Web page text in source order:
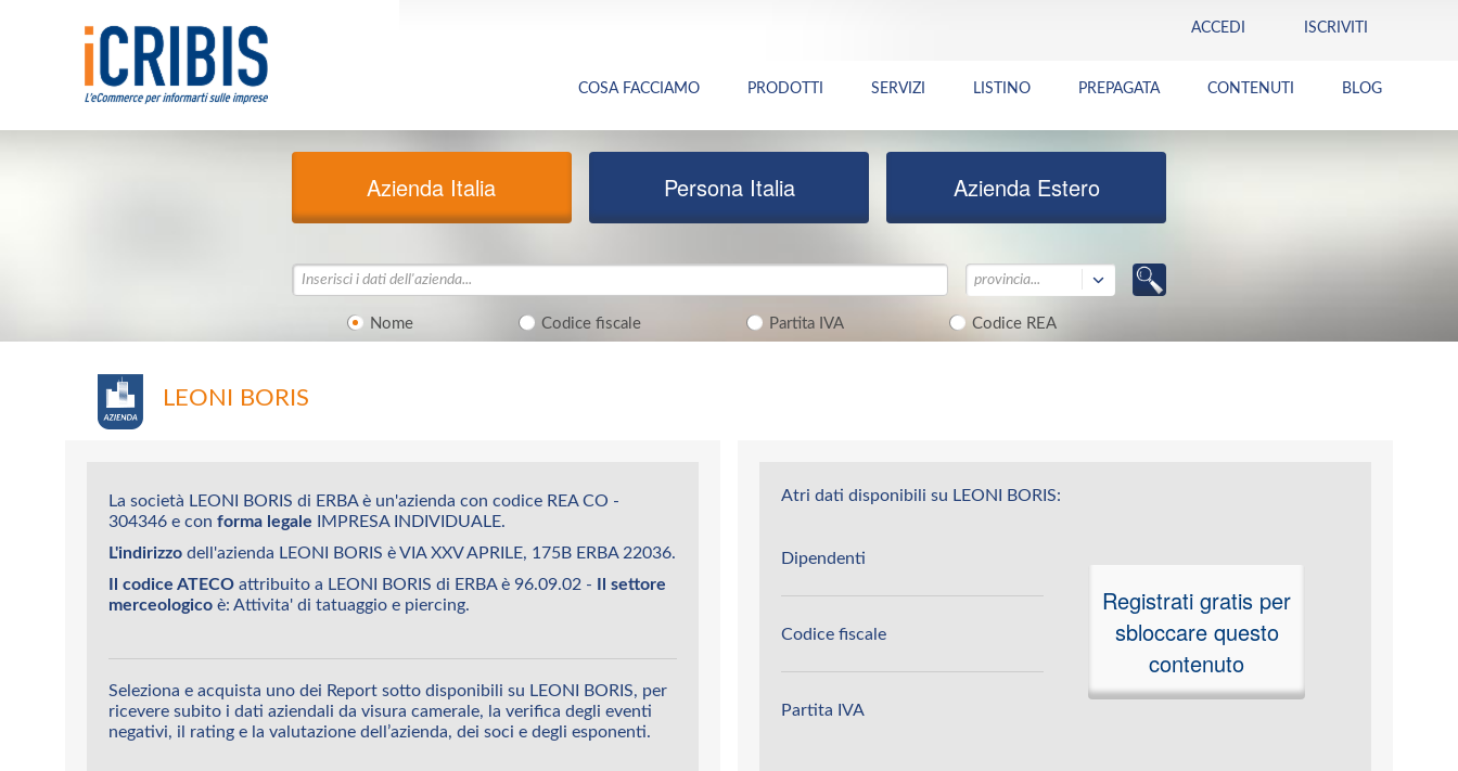
ACCEDI ISCRIVITI
COSA FACCIAMO PRODOTTI SERVIZI LISTINO PREPAGATA CONTENUTI BLOG
Azienda Italia Persona Italia Azienda Estero
Nome Codice fiscale Partita IVA Codice REA
provincia...
LEONI BORIS
La società LEONI BORIS di ERBA è un'azienda con codice REA CO -
304346 e con forma legale IMPRESA INDIVIDUALE.
L'indirizzo dell'azienda LEONI BORIS è VIA XXV APRILE, 175B ERBA 22036.
Il codice ATECO attribuito a LEONI BORIS di ERBA è 96.09.02 -
Il settore
merceologico è: Attivita' di tatuaggio e piercing.
Seleziona e acquista uno dei Report sotto disponibili su LEONI BORIS, per
ricevere subito i dati aziendali da visura camerale, la verifica degli eventi
negativi, il rating e la valutazione dell’azienda, dei soci e degli esponenti.
Atri dati disponibili su LEONI BORIS:
Dipendenti
Codice fiscale
Partita IVA
Registrati gratis per
sbloccare questo
contenuto